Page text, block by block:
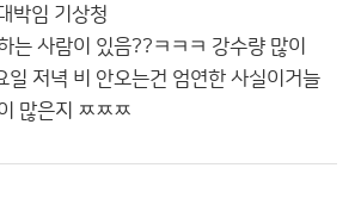
박임 기상청
는 사람이 있음??ㅋㅋㅋ 강수량 많이
일 저녁 비 안오는건 엄연한 사실이거늘
많은지 ㅉㅉㅉ